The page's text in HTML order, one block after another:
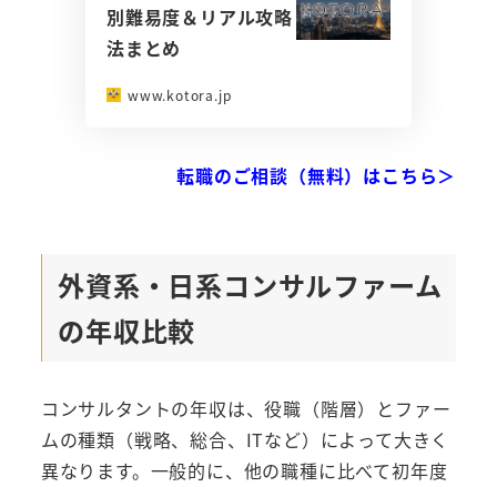
別難易度＆リアル攻略
法まとめ
www.kotora.jp
転職のご相談（無料）はこちら＞
外資系・日系コンサルファーム
の年収比較
コンサルタントの年収は、役職（階層）とファー
ムの種類（戦略、総合、ITなど）によって大きく
異なります。一般的に、他の職種に比べて初年度